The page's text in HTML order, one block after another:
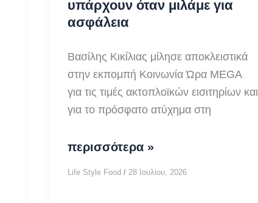
υπάρχουν όταν μιλάμε για
ασφάλεια
Βασίλης Κικίλιας μίλησε αποκλειστικά
στην εκπομπή Κοινωνία Ώρα MEGA
για τις τιμές ακτοπλοϊκών εισιτηρίων και
για το πρόσφατο ατύχημα στη
Κικίλιας:
Εκπτώσεις
περισσότερα »
Life Style Food/ 28 Ιουλίου, 2026